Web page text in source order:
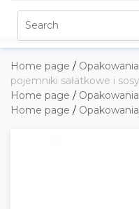
Home page /
pojemniki sałatkowe i sosy
Home page / Opakowania
Home page / Opakowania